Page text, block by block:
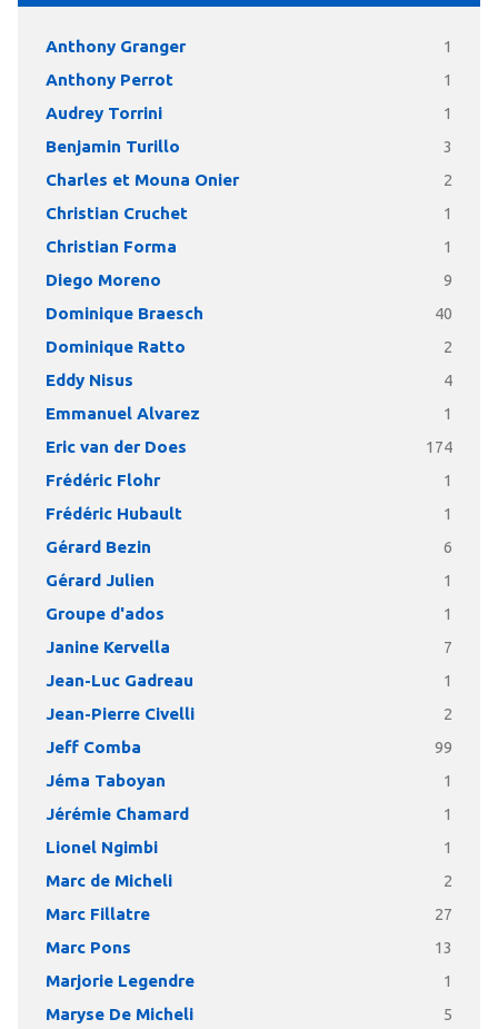
Anthony Granger 1
Anthony Perrot 1
Audrey Torrini 1
Benjamin Turillo 3
Charles et Mouna Onier 2
Christian Cruchet 1
Christian Forma 1
Diego Moreno 9
Dominique Braesch 40
Dominique Ratto 2
Eddy Nisus 4
Emmanuel Alvarez 1
Eric van der Does 174
Frédéric Flohr 1
Frédéric Hubault 1
Gérard Bezin 6
Gérard Julien 1
Groupe d'ados 1
Janine Kervella 7
Jean-Luc Gadreau 1
Jean-Pierre Civelli 2
Jeff Comba 99
Jéma Taboyan 1
Jérémie Chamard 1
Lionel Ngimbi 1
Marc de Micheli 2
Marc Fillatre 27
Marc Pons 13
Marjorie Legendre 1
Maryse De Micheli 5